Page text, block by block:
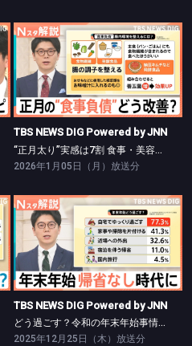
TBS NEWS DIG Powered by JNN
“正月太り”実感は7割 食事・美容負債リセット術【Nスタ】
TBS NEWS DIG Powered by JNN
“正月太り”実感は7割 食事・美容負債リセット術【Nスタ】
2026年1月05日（月）放送分
TBS NEWS DIG Powered by JNN
どう過ごす？令和の年末年始事情【Nスタ】
TBS NEWS DIG Powered by JNN
どう過ごす？令和の年末年始事情【Nスタ】
2025年12月25日（木）放送分